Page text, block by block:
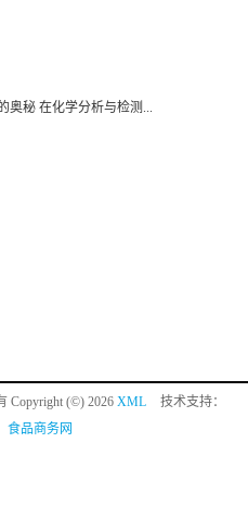
奥秘 在化学分析与检测...
Copyright (©) 2026 XML
技术支持：
食品商务网